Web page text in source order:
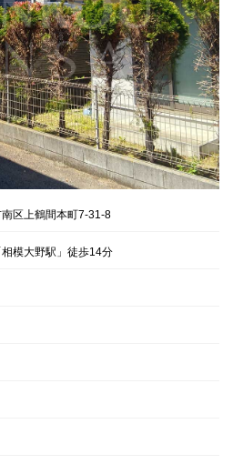
区上鶴間本町7-31-8
模大野駅」徒歩14分